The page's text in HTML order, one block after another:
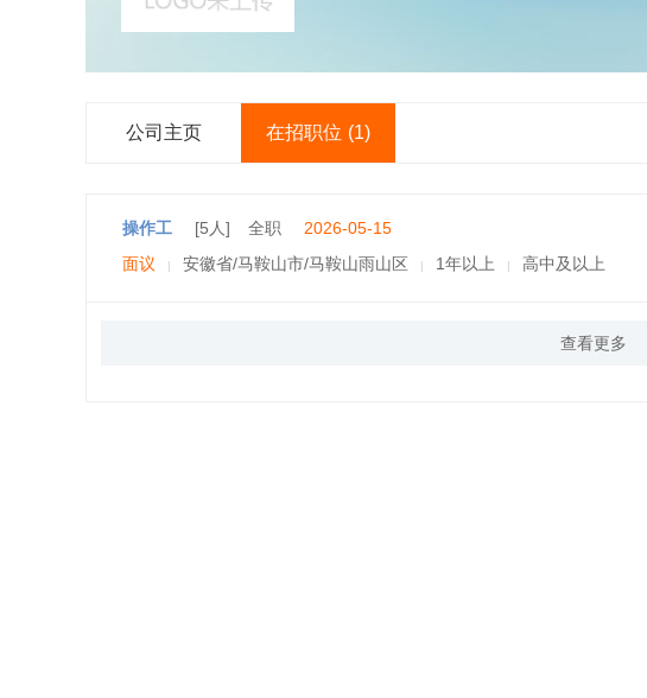
公司主页 在招职位 (1)
操作工 [5人] 全职
2026-05-15
面议
| 安徽省/马鞍山市/马鞍山雨山区 | 1年以上 | 高中及以上
查看更多